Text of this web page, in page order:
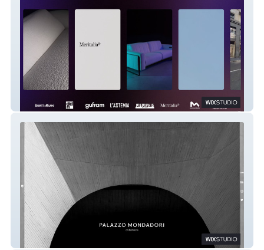
Tania
Tiago&Tania